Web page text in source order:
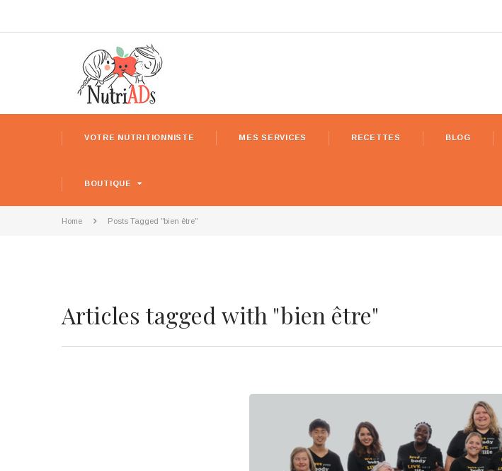
VOTRE NUTRITIONNISTE MES SERVICES RECETTES BLOG
BOUTIQUE
Home Posts Tagged "bien être"
Articles tagged with "bien être"